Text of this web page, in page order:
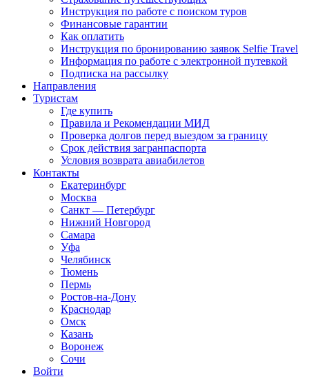
Инструкция по работе с поиском туров
Финансовые гарантии
Как оплатить
Инструкция по бронированию заявок Selfie Travel
Информация по работе с электронной путевкой
Подписка на рассылку
Направления
Туристам
Где купить
Правила и Рекомендации МИД
Проверка долгов перед выездом за границу
Срок действия загранпаспорта
Условия возврата авиабилетов
Контакты
Екатеринбург
Москва
Санкт — Петербург
Нижний Новгород
Самара
Уфа
Челябинск
Тюмень
Пермь
Ростов-на-Дону
Краснодар
Омск
Казань
Воронеж
Сочи
Войти